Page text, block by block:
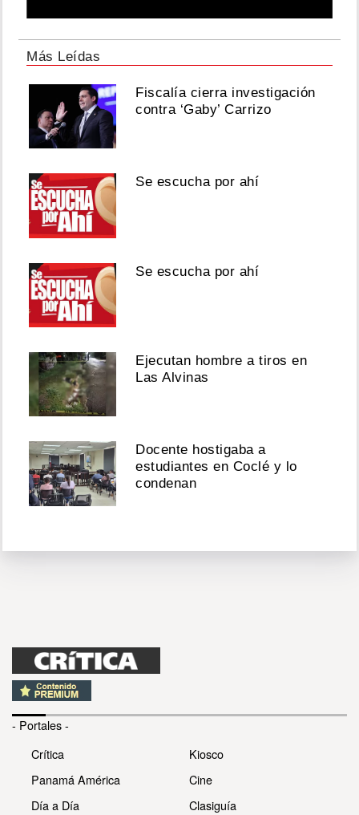
Más Leídas
Fiscalía cierra investigación
contra ‘Gaby’ Carrizo
Se escucha por ahí
Se escucha por ahí
Ejecutan hombre a tiros en
Las Alvinas
Docente hostigaba a
estudiantes en Coclé y lo
condenan
- Portales -
Crítica
Panamá América
Día a Día
Kiosco
Cine
Clasiguía